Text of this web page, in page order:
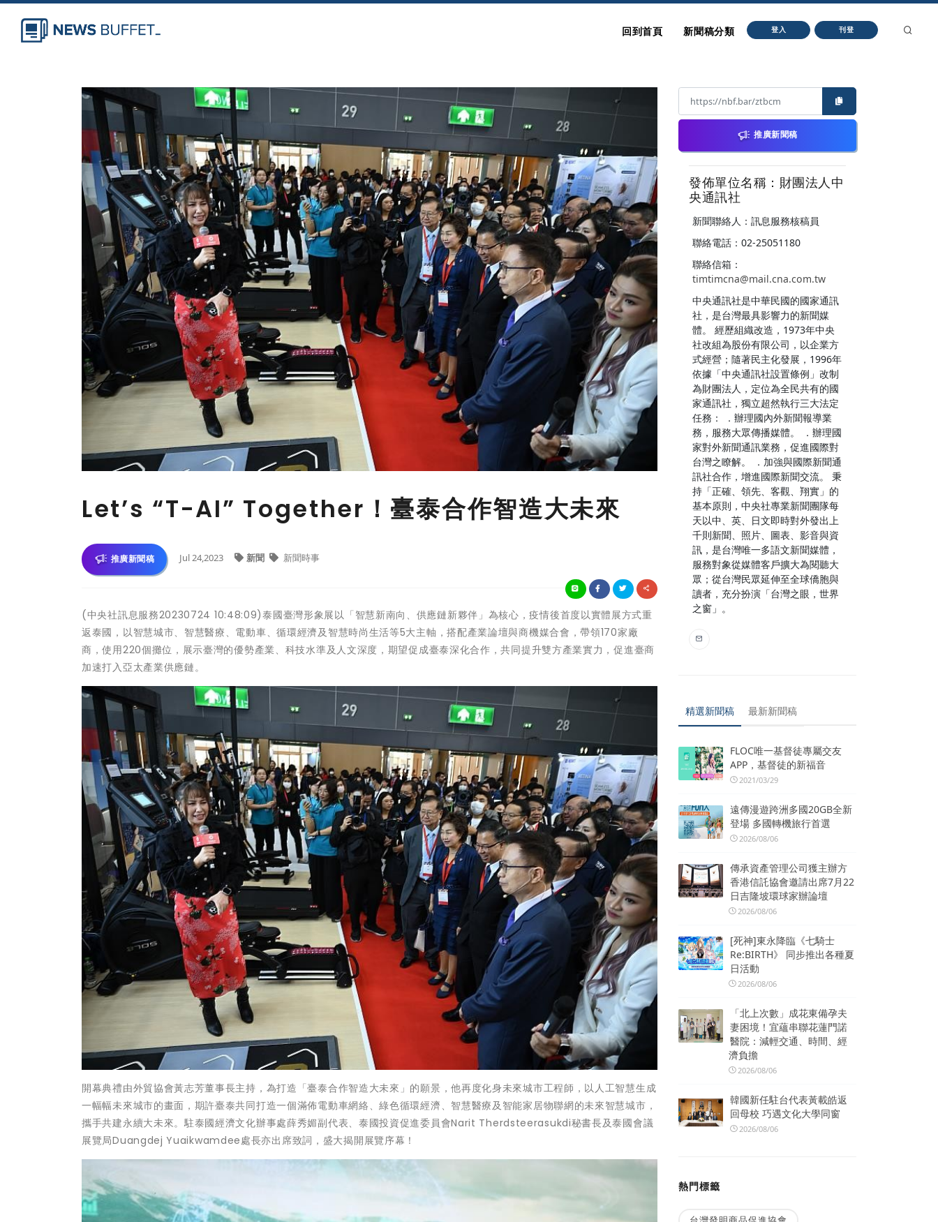
回到首頁 新聞稿分類 登入 刊登
Let’s “T-AI” Together！臺泰合作智造大未來
推廣新聞稿 Jul 24,2023 新聞 新聞時事
(中央社訊息服務20230724 10:48:09)泰國臺灣形象展以「智慧新南向、供應鏈新夥伴」為核心，疫情後首度以實體展方式重
返泰國，以智慧城市、智慧醫療、電動車、循環經濟及智慧時尚生活等5大主軸，搭配產業論壇與商機媒合會，帶領170家廠
商，使用220個攤位，展示臺灣的優勢產業、科技水準及人文深度，期望促成臺泰深化合作，共同提升雙方產業實力，促進臺商
加速打入亞太產業供應鏈。
開幕典禮由外貿協會黃志芳董事長主持，為打造「臺泰合作智造大未來」的願景，他再度化身未來城市工程師，以人工智慧生成
一幅幅未來城市的畫面，期許臺泰共同打造一個滿佈電動車網絡、綠色循環經濟、智慧醫療及智能家居物聯網的未來智慧城市，
攜手共建永續大未來。駐泰國經濟文化辦事處薛秀媚副代表、泰國投資促進委員會Narit Therdsteerasukdi秘書長及泰國會議
展覽局Duangdej Yuaikwamdee處長亦出席致詞，盛大揭開展覽序幕！
推廣新聞稿
發佈單位名稱：財團法人中
央通訊社
新聞聯絡人：訊息服務核稿員
聯絡電話：02-25051180
聯絡信箱：
timtimcna@mail.cna.com.tw
中央通訊社是中華民國的國家通訊
社，是台灣最具影響力的新聞媒
體。 經歷組織改造，1973年中央
社改組為股份有限公司，以企業方
式經營；隨著民主化發展，1996年
依據「中央通訊社設置條例」改制
為財團法人，定位為全民共有的國
家通訊社，獨立超然執行三大法定
任務： ．辦理國內外新聞報導業
務，服務大眾傳播媒體。 ．辦理國
家對外新聞通訊業務，促進國際對
台灣之瞭解。 ．加強與國際新聞通
訊社合作，增進國際新聞交流。 秉
持「正確、領先、客觀、翔實」的
基本原則，中央社專業新聞團隊每
天以中、英、日文即時對外發出上
千則新聞、照片、圖表、影音與資
訊，是台灣唯一多語文新聞媒體，
服務對象從媒體客戶擴大為閱聽大
眾；從台灣民眾延伸至全球僑胞與
讀者，充分扮演「台灣之眼，世界
之窗」。
精選新聞稿 最新新聞稿
FLOC唯一基督徒專屬交友
APP，基督徒的新福音
2021/03/29
遠傳漫遊跨洲多國20GB全新
登場 多國轉機旅行首選
2026/08/06
傳承資產管理公司獲主辦方
香港信託協會邀請出席7月22
日吉隆坡環球家辦論壇
2026/08/06
[死神]東永降臨《七騎士
Re:BIRTH》 同步推出各種夏
日活動
2026/08/06
「北上次數」成花東備孕夫
妻困境！宜蘊串聯花蓮門諾
醫院：減輕交通、時間、經
濟負擔
2026/08/06
韓國新任駐台代表黃載皓返
回母校 巧遇文化大學同窗
2026/08/06
熱門標籤